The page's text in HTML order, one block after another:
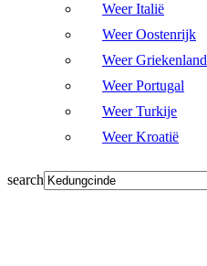
Weer Italië
Weer Oostenrijk
Weer Griekenland
Weer Portugal
Weer Turkije
Weer Kroatië
search